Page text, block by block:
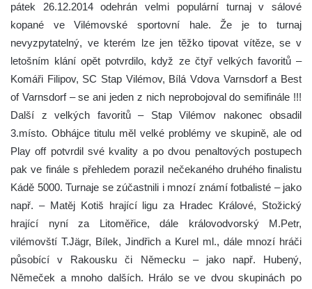
pátek 26.12.2014 odehrán velmi populární turnaj v sálové
kopané ve Vilémovské sportovní hale. Že je to turnaj
nevyzpytatelný, ve kterém lze jen těžko tipovat vítěze, se v
letošním klání opět potvrdilo, když ze čtyř velkých favoritů –
Komáři Filipov, SC Stap Vilémov, Bílá Vdova Varnsdorf a Best
of Varnsdorf – se ani jeden z nich neprobojoval do semifinále !!!
Další z velkých favoritů – Stap Vilémov nakonec obsadil
3.místo. Obhájce titulu měl velké problémy ve skupině, ale od
Play off potvrdil své kvality a po dvou penaltových postupech
pak ve finále s přehledem porazil nečekaného druhého finalistu
Kádě 5000. Turnaje se zúčastnili i mnozí známí fotbalisté – jako
např. – Matěj Kotiš hrající ligu za Hradec Králové, Stožický
hrající nyní za Litoměřice, dále královodvorský M.Petr,
vilémovští T.Jägr, Bílek, Jindřich a Kurel ml., dále mnozí hráči
působící v Rakousku či Německu – jako např. Hubený,
Němeček a mnoho dalších. Hrálo se ve dvou skupinách po